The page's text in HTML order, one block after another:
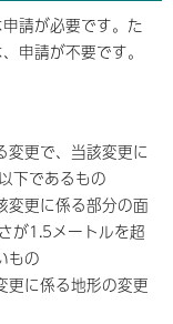
請が必要です。た
申請が不要です。
変更で、当該変更に
下であるもの
変更に係る部分の面
が1.5メートルを超
もの
更に係る地形の変更